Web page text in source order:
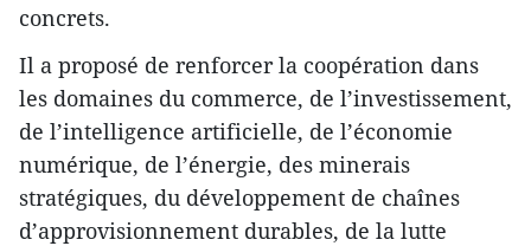
concrets.
Il a proposé de renforcer la coopération dans
les domaines du commerce, de l’investissement,
de l’intelligence artificielle, de l’économie
numérique, de l’énergie, des minerais
stratégiques, du développement de chaînes
d’approvisionnement durables, de la lutte